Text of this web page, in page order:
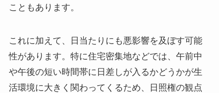
こともあります。
これに加えて、日当たりにも悪影響を及ぼす可能
性があります。特に住宅密集地などでは、午前中
や午後の短い時間帯に日差しが入るかどうかが生
活環境に大きく関わってくるため、日照権の観点